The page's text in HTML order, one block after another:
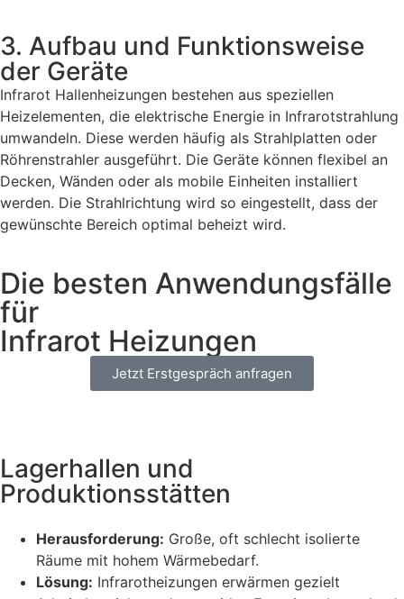
3. Aufbau und Funktionsweise
der Geräte
Infrarot Hallenheizungen bestehen aus speziellen
Heizelementen, die elektrische Energie in Infrarotstrahlung
umwandeln. Diese werden häufig als Strahlplatten oder
Röhrenstrahler ausgeführt. Die Geräte können flexibel an
Decken, Wänden oder als mobile Einheiten installiert
werden. Die Strahlrichtung wird so eingestellt, dass der
gewünschte Bereich optimal beheizt wird.
Die besten Anwendungsfälle
für
Infrarot Heizungen
Jetzt Erstgespräch anfragen
Lagerhallen und
Produktionsstätten​
Herausforderung: Große, oft schlecht isolierte
Räume mit hohem Wärmebedarf.
Lösung: Infrarotheizungen erwärmen gezielt